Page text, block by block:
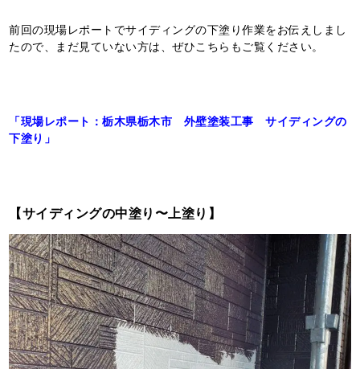
前回の現場レポートでサイディングの下塗り作業をお伝えしまし
たので、まだ見ていない方は、ぜひこちらもご覧ください。
「現場レポート：栃木県栃木市 外壁塗装工事 サイディングの
下塗り」
【サイディングの中塗り〜上塗り】